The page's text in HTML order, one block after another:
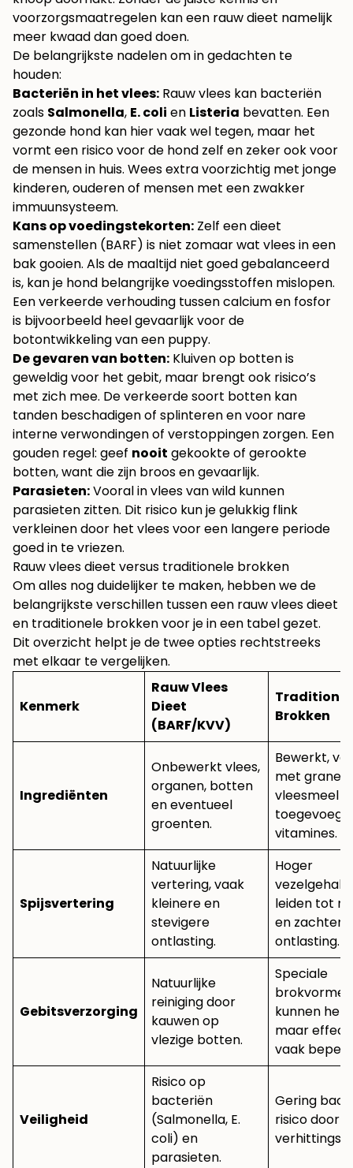
voorzorgsmaatregelen kan een rauw dieet namelijk
meer kwaad dan goed doen.
De belangrijkste nadelen om in gedachten te
houden:
Bacteriën in het vlees: Rauw vlees kan bacteriën
zoals Salmonella, E. coli en Listeria bevatten. Een
gezonde hond kan hier vaak wel tegen, maar het
vormt een risico voor de hond zelf en zeker ook voor
de mensen in huis. Wees extra voorzichtig met jonge
kinderen, ouderen of mensen met een zwakker
immuunsysteem.
Kans op voedingstekorten: Zelf een dieet
samenstellen (BARF) is niet zomaar wat vlees in een
bak gooien. Als de maaltijd niet goed gebalanceerd
is, kan je hond belangrijke voedingsstoffen mislopen.
Een verkeerde verhouding tussen calcium en fosfor
is bijvoorbeeld heel gevaarlijk voor de
botontwikkeling van een puppy.
De gevaren van botten: Kluiven op botten is
geweldig voor het gebit, maar brengt ook risico’s
met zich mee. De verkeerde soort botten kan
tanden beschadigen of splinteren en voor nare
interne verwondingen of verstoppingen zorgen. Een
gouden regel: geef nooit gekookte of gerookte
botten, want die zijn broos en gevaarlijk.
Parasieten:Vooral in vlees van wild kunnen
parasieten zitten. Dit risico kun je gelukkig flink
verkleinen door het vlees voor een langere periode
goed in te vriezen.
Rauw vlees dieet versus traditionele brokken
Om alles nog duidelijker te maken, hebben we de
belangrijkste verschillen tussen een rauw vlees dieet
en traditionele brokken voor je in een tabel gezet.
Dit overzicht helpt je de twee opties rechtstreeks
met elkaar te vergelijken.
Kenmerk
Rauw Vlees
Dieet
(BARF/KVV)
Brokken
Ingrediënten
Onbewerkt vlees,
organen, botten
en eventueel
groenten.
Bewerkt,
met granen,
vleesmeel
vitamines.
Spijsvertering
Natuurlijke
vertering, vaak
kleinere en
stevigere
ontlasting.
Hoger
leiden tot
en zachtere
ontlasting.
Gebitsverzorging
Natuurlijke
reiniging door
kauwen op
vlezige botten.
Speciale
brokvormen
kunnen
maar effect
vaak
Veiligheid
Risico op
bacteriën
(Salmonella, E.
coli) en
parasieten.
Gering
risico door